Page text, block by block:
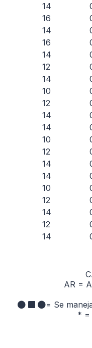
14
16
14
16
14
12
14
10
12
14
14
10
12
14
14
10
12
14
12
14
AR =
= Se
* =